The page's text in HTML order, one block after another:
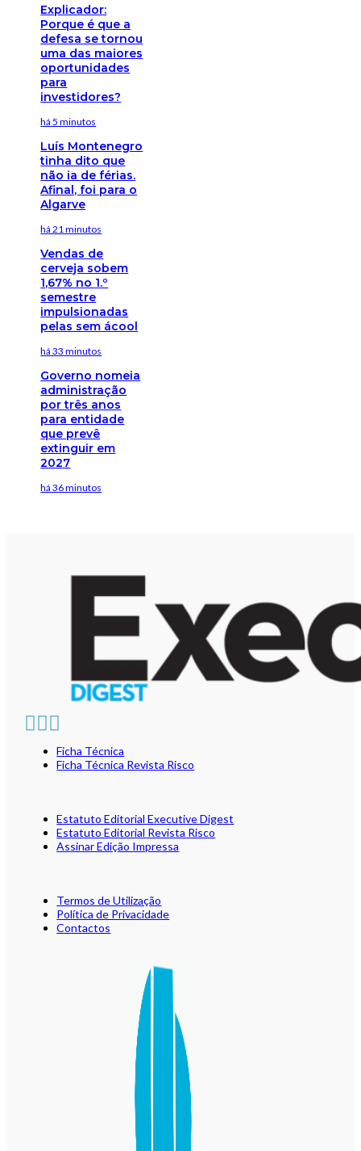
Explicador:
Porque é que a
defesa se tornou
uma das maiores
oportunidades
para
investidores?
há 5 minutos
Luís Montenegro
tinha dito que
não ia de férias.
Afinal, foi para o
Algarve
há 21 minutos
Vendas de
cerveja sobem
1,67% no 1.º
semestre
impulsionadas
pelas sem ácool
há 33 minutos
Governo nomeia
administração
por três anos
para entidade
que prevê
extinguir em
2027
há 36 minutos
Ficha Técnica
Ficha Técnica Revista Risco
Estatuto Editorial Executive Digest
Estatuto Editorial Revista Risco
Assinar Edição Impressa
Termos de Utilização
Política de Privacidade
Contactos